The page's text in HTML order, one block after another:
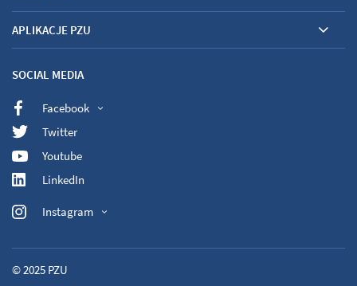
APLIKACJE PZU
SOCIAL MEDIA
Facebook
Twitter
Youtube
LinkedIn
Instagram
© 2025 PZU